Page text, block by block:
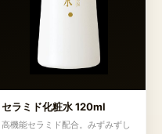
セラミド化粧水 120ml
高機能セラミド配合。みずみずし